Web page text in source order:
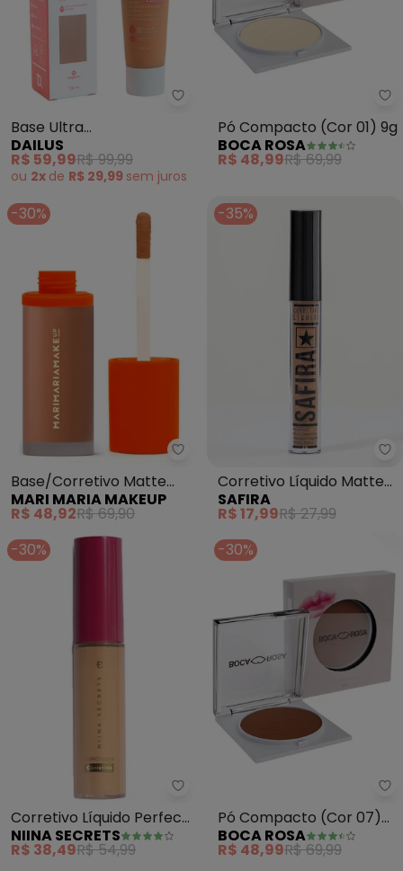
Dailus - Base Ultra
Base Ultra
Cobertura(D06 Medio)
DAILUS
R$ 59,99R$ 99,99
ou 2x de R$ 29,99 sem juros
Pó Compacto (Cor 01) 9g
BOCA ROSA
R$ 48,99R$ 69,99
-30%
Mari Maria Makeup - Base/
Base/Corretivo Matte
Velvet Skin (Bege Escuro)
MARI MARIA MAKEUP
R$ 48,92R$ 69,90
-35%
Corretivo Líquido Matte
(Cor N° 6) 4 Ml
SAFIRA
R$ 17,99R$ 27,99
-30%
Niina Secrets - Corretivo
Corretivo Líquido Perfect
Match (Cor 25) 10g
NIINA SECRETS
R$ 38,49R$ 54,99
-30%
Pó Compacto (Cor 07)
9g
BOCA ROSA
R$ 48,99R$ 69,99